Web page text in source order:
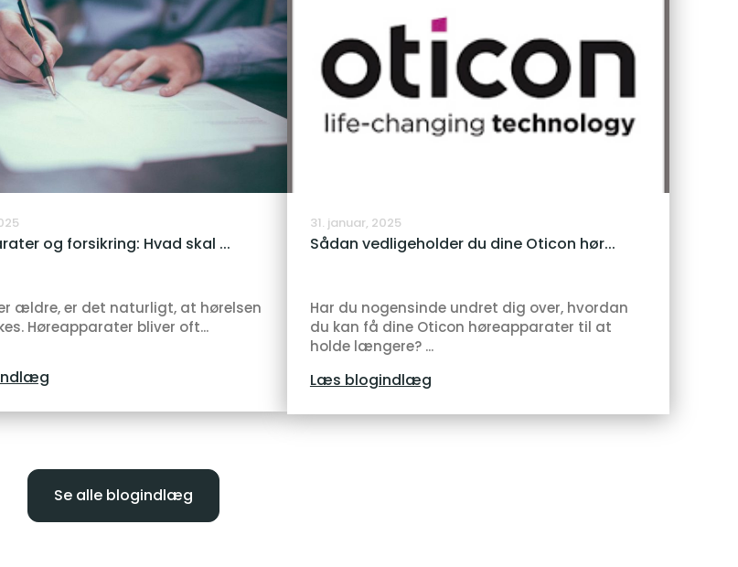
og forsikring: Hvad skal ...
ældre, er det naturligt, at hørelsen
Høreapparater bliver oft...
31. januar, 2025
Sådan vedligeholder du dine Oticon hør...
Har du nogensinde undret dig over, hvordan
du kan få dine Oticon høreapparater til at
holde længere? ...
Læs blogindlæg
Se alle blogindlæg